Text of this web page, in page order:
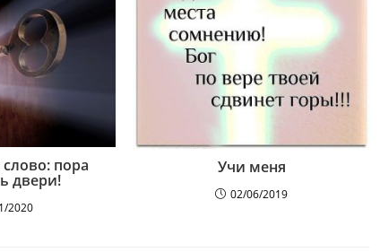
пора
двери!
2020
Учи меня
02/06/2019